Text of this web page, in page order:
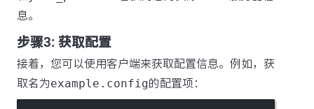
息。
步骤3: 获取配置
接着，您可以使用客户端来获取配置信息。例如，获
取名为example.config的配置项：